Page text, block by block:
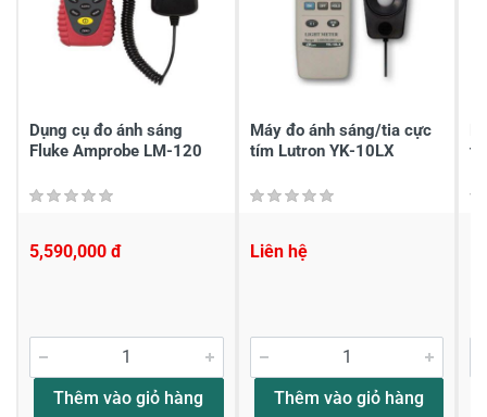
Chia sẻ nhận xét về sản phẩm
Đánh giá sao
Dụng cụ đo ánh sáng
Fluke Amprobe LM-120
5,590,000 đ
Thêm vào giỏ hàng
Máy đo ánh sáng/tia cực
tím Lutron YK-10LX
Liên hệ
Thêm vào giỏ hàng